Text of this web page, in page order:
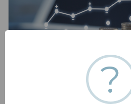
Инвестиции и рынки капитала
?